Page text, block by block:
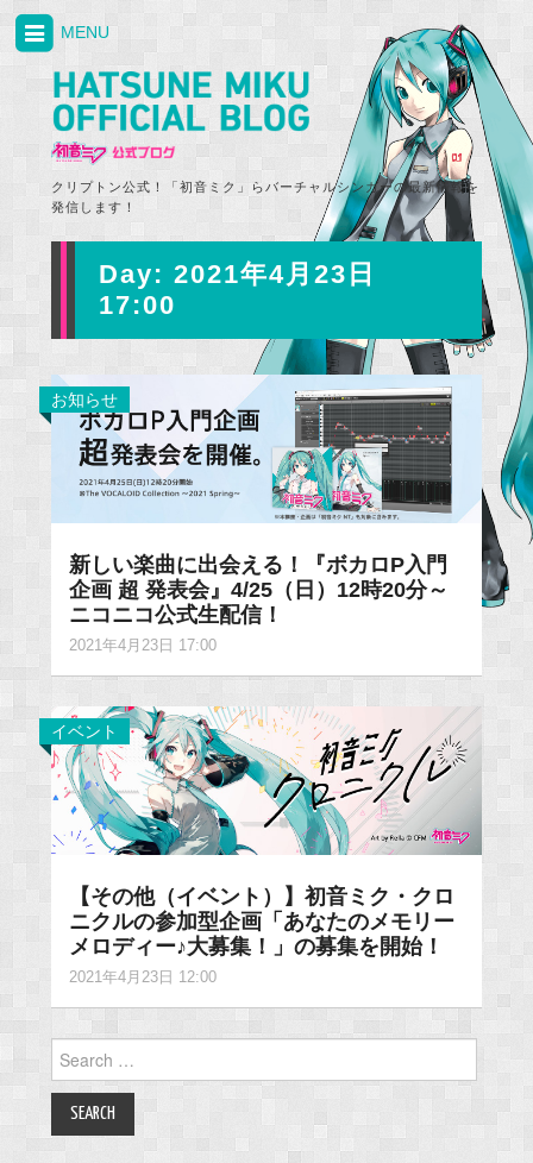
クリプトン公式！「初音ミク」らバーチャルシンガーの最新情報を
発信します！
MENU
Day: 2021年4月23日
17:00
お知らせ
新しい楽曲に出会える！『ボカロP入門
企画 超 発表会』4/25（日）12時20分～
ニコニコ公式生配信！
2021年4月23日 17:00
イベント
【その他（イベント）】初音ミク・クロ
ニクルの参加型企画「あなたのメモリー
メロディー♪大募集！」の募集を開始！
2021年4月23日 12:00
for: